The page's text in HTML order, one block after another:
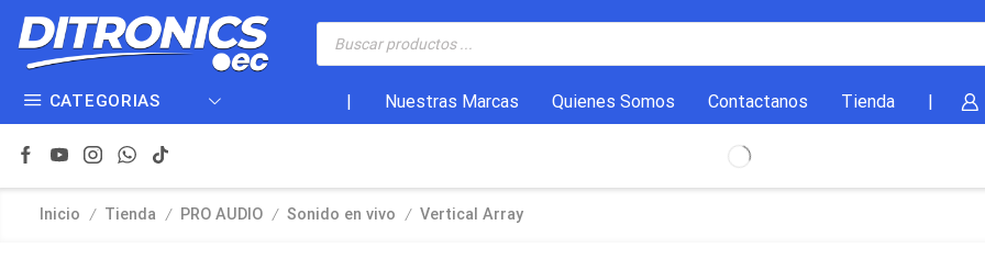
CATEGORIAS Nuestras Marcas Quienes Somos Contactanos Tienda
Inicio / Tienda / PRO AUDIO / Sonido en vivo / Vertical Array